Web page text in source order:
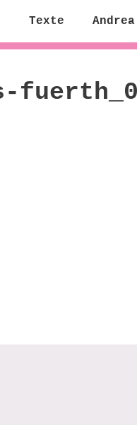
Texte